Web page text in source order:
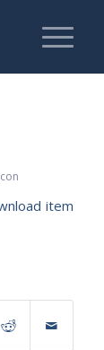
item